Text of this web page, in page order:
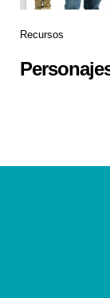
Recursos